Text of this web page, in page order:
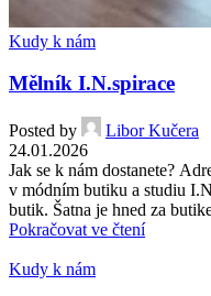
Kudy k nám
Mělník I.N.spirace
Posted by
Libor Kučera
24.01.2026
Jak se k nám dostanete?
v módním butiku a studiu
butik. Šatna je hned za
Pokračovat ve čtení
Kudy k nám